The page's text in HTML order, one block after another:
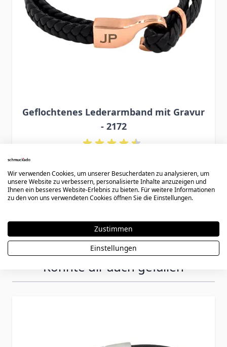
Geflochtenes Lederarmband mit Gravur
- 2172
Special Price
39,90 €
Könnte dir auch gefallen
Wir verwenden Cookies, um unserer Besucherdaten zu analysieren, um
unsere Website zu verbessern, personalisierte Inhalte anzuzeigen und
Ihnen ein besseres Website-Erlebnis zu bieten. Für weitere Informationen
zu den von uns verwendeten Cookies öffnen Sie die Einstellungen.
Zustimmen
Einstellungen